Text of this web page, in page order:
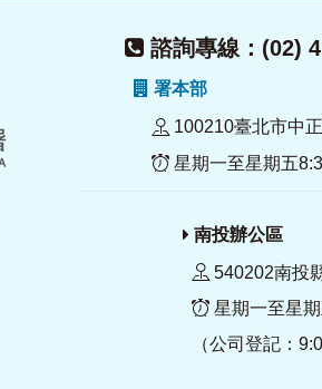
諮詢專線：(02)
署本部
100210臺北市中
星期一至星期五
南投辦公區
540202南投
星期一至星
（公司登記：